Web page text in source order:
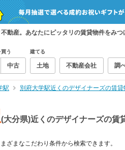
動産。あなたにピッタリの賃貸物件をみつ
う
中古
建てる
土地 不動産会社 調
駅 別府大学駅近くのデザイナーズの賃
(大分県)近くのデザイナーズの賃
ざまなこだわり条件から検索できます。